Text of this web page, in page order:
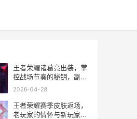
王者荣耀诸葛亮出装，掌
控战场节奏的秘钥，副标
题，从爆发到续航的进阶
2026-04-28
王者荣耀赛季皮肤返场，
老玩家的情怀与新玩家的